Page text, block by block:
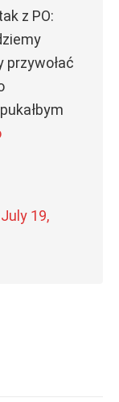
z PO:
przywołać
July 19,